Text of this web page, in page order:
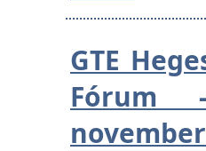
GTE
Fórum